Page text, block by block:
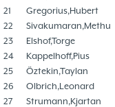
21
Gregorius,Hubert
22
Sivakumaran,Methu
23
Elshof,Torge
24
Kappelhoff,Pius
25
Öztekin,Taylan
26
Olbrich,Leonard
27
Strumann,Kjartan